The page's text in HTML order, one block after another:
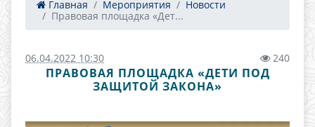
Главная Мероприятия
Новости
Правовая площадка «Дет...
06.04.2022 10:30 240
ПРАВОВАЯ ПЛОЩАДКА «ДЕТИ ПОД
ЗАЩИТОЙ ЗАКОНА»